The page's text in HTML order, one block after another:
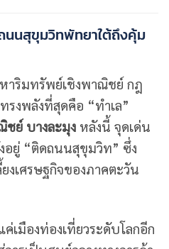
ถนนสุขุมวิทพัทยาใต้ถึงคุ้ม
าริมทรัพย์เชิงพาณิชย์ กฎ
รงพลังที่สุดคือ “ทำเล”
ชย์ บางละมุง หลังนี้ จุดเด่น
อยู่ “ติดถนนสุขุมวิท” ซึ่ง
งเศรษฐกิจของภาคตะวัน
เมืองท่องเที่ยวระดับโลกอีก